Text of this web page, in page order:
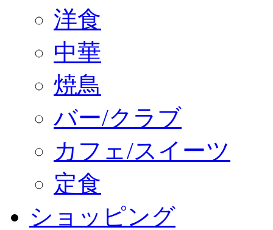
洋食
中華
焼鳥
バー/クラブ
カフェ/スイーツ
定食
ショッピング